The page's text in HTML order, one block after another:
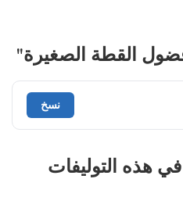
القطة الصغيرة"
نسخ
هذه التوليفات